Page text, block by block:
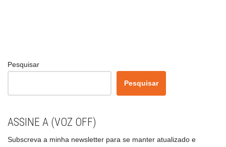
Pesquisar
Pesquisar
ASSINE A (VOZ OFF)
Subscreva a minha newsletter para se manter atualizado e